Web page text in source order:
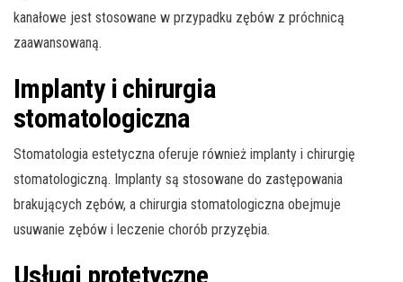
kanałowe jest stosowane w przypadku zębów z próchnicą
zaawansowaną.
Implanty i chirurgia
stomatologiczna
Stomatologia estetyczna oferuje również implanty i chirurgię
stomatologiczną. Implanty są stosowane do zastępowania
brakujących zębów, a chirurgia stomatologiczna obejmuje
usuwanie zębów i leczenie chorób przyzębia.
Usługi protetyczne